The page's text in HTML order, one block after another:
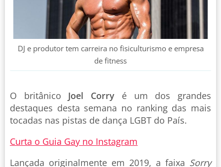
DJ e produtor tem carreira no fisiculturismo e empresa
de fitness
O britânico Joel Corry é um dos grandes
destaques desta semana no ranking das mais
tocadas nas pistas de dança LGBT do País.
Curta o Guia Gay no Instagram
Lançada originalmente em 2019, a faixa Sorry